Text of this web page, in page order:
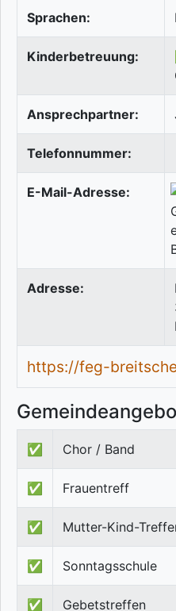
Sprachen:
Kinderbetreuung:
Ansprechpartner:
Telefonnummer:
E-Mail-Adresse:
Adresse:
https://feg-
✅ Chor / Band
✅ Frauentreff
✅ Mutter-Kind-
✅ Sonntagsschule
✅ Gebetstreffen